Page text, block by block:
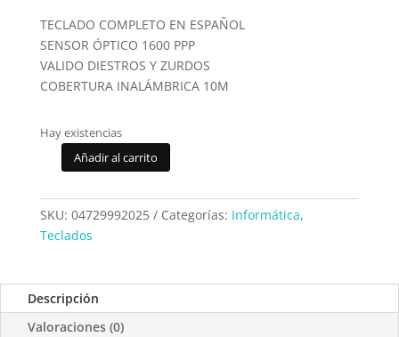
TECLADO COMPLETO EN ESPAÑOL
SENSOR ÓPTICO 1600 PPP
VALIDO DIESTROS Y ZURDOS
COBERTURA INALÁMBRICA 10M
Hay existencias
Trust
Ziva
Añadir al carrito
SKU: 04729992025 Categorías: Informática,
Teclados
Descripción
Valoraciones (0)